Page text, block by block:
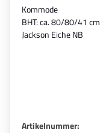
Kommode
BHT: ca. 80/80/41 cm
Jackson Eiche NB
Artikelnummer: